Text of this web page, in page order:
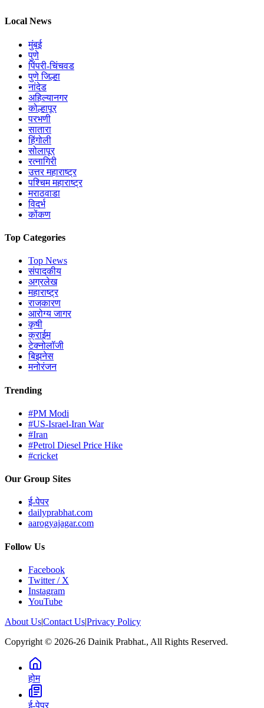
Local News
मुंबई
पुणे
पिंपरी-चिंचवड
पुणे जिल्हा
नांदेड
अहिल्यानगर
कोल्हापूर
परभणी
सातारा
हिंगोली
सोलापूर
रत्नागिरी
उत्तर महाराष्ट्र
पश्चिम महाराष्ट्र
मराठवाडा
विदर्भ
कोंकण
Top Categories
Top News
संपादकीय
अग्रलेख
महाराष्ट्र
राजकारण
आरोग्य जागर
कृषी
क्राईम
टेक्नोलॉजी
बिझनेस
मनोरंजन
Trending
#PM Modi
#US-Israel-Iran War
#Iran
#Petrol Diesel Price Hike
#cricket
Our Group Sites
ई-पेपर
dailyprabhat.com
aarogyajagar.com
Follow Us
Facebook
Twitter / X
Instagram
YouTube
About Us|Contact Us|Privacy Policy
Copyright © 2026-26 Dainik Prabhat., All Rights Reserved.
होम
ई-पेपर